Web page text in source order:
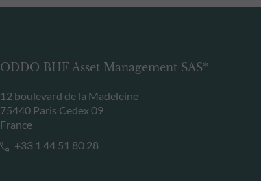
ODDO BHF Asset Management SAS*
12 boulevard de la Madeleine
75440 Paris Cedex 09
France
+33 1 44 51 80 28